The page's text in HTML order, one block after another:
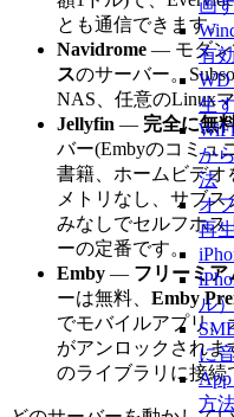
画
有
WD
生
か
法
オ
再
ル
に
方
とも通信できます。
Navidrome — モダン
スのサーバー。
NAS、任意のLinux
Jellyfin — 完全に無
バー(Embyのコミュ
書籍、ホームビデオ
メトリなし、サブ
みなしでセルフホス
ーの定番です。
Emby — フリーミア
ーは無料、 Emby
でモバイルアプリ、
がアンロックされま
のライブラリに接続